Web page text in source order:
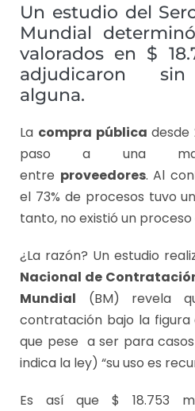
Un estudio del
Mundial
valorados en $
adjudicaron sin
alguna.
La compra pública desde
paso a una
entre proveedores. Al
el 73% de procesos tuvo
tanto, no existió un proceso
¿La razón? Un estudio
Nacional de
Mundial (BM) revela
contratación bajo la figura
que pese a ser para
indica la ley) “su uso es
Es así que $ 18.753